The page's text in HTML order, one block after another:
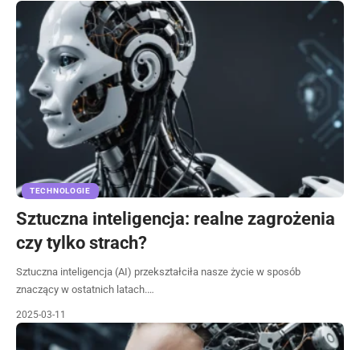
TECHNOLOGIE
Sztuczna inteligencja: realne zagrożenia
czy tylko strach?
Sztuczna inteligencja (AI) przekształciła nasze życie w sposób
znaczący w ostatnich latach.…
2025-03-11